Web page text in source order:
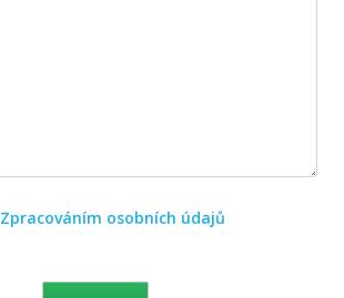
Zpracováním osobních údajů
Ponechte toto pole prázdné.